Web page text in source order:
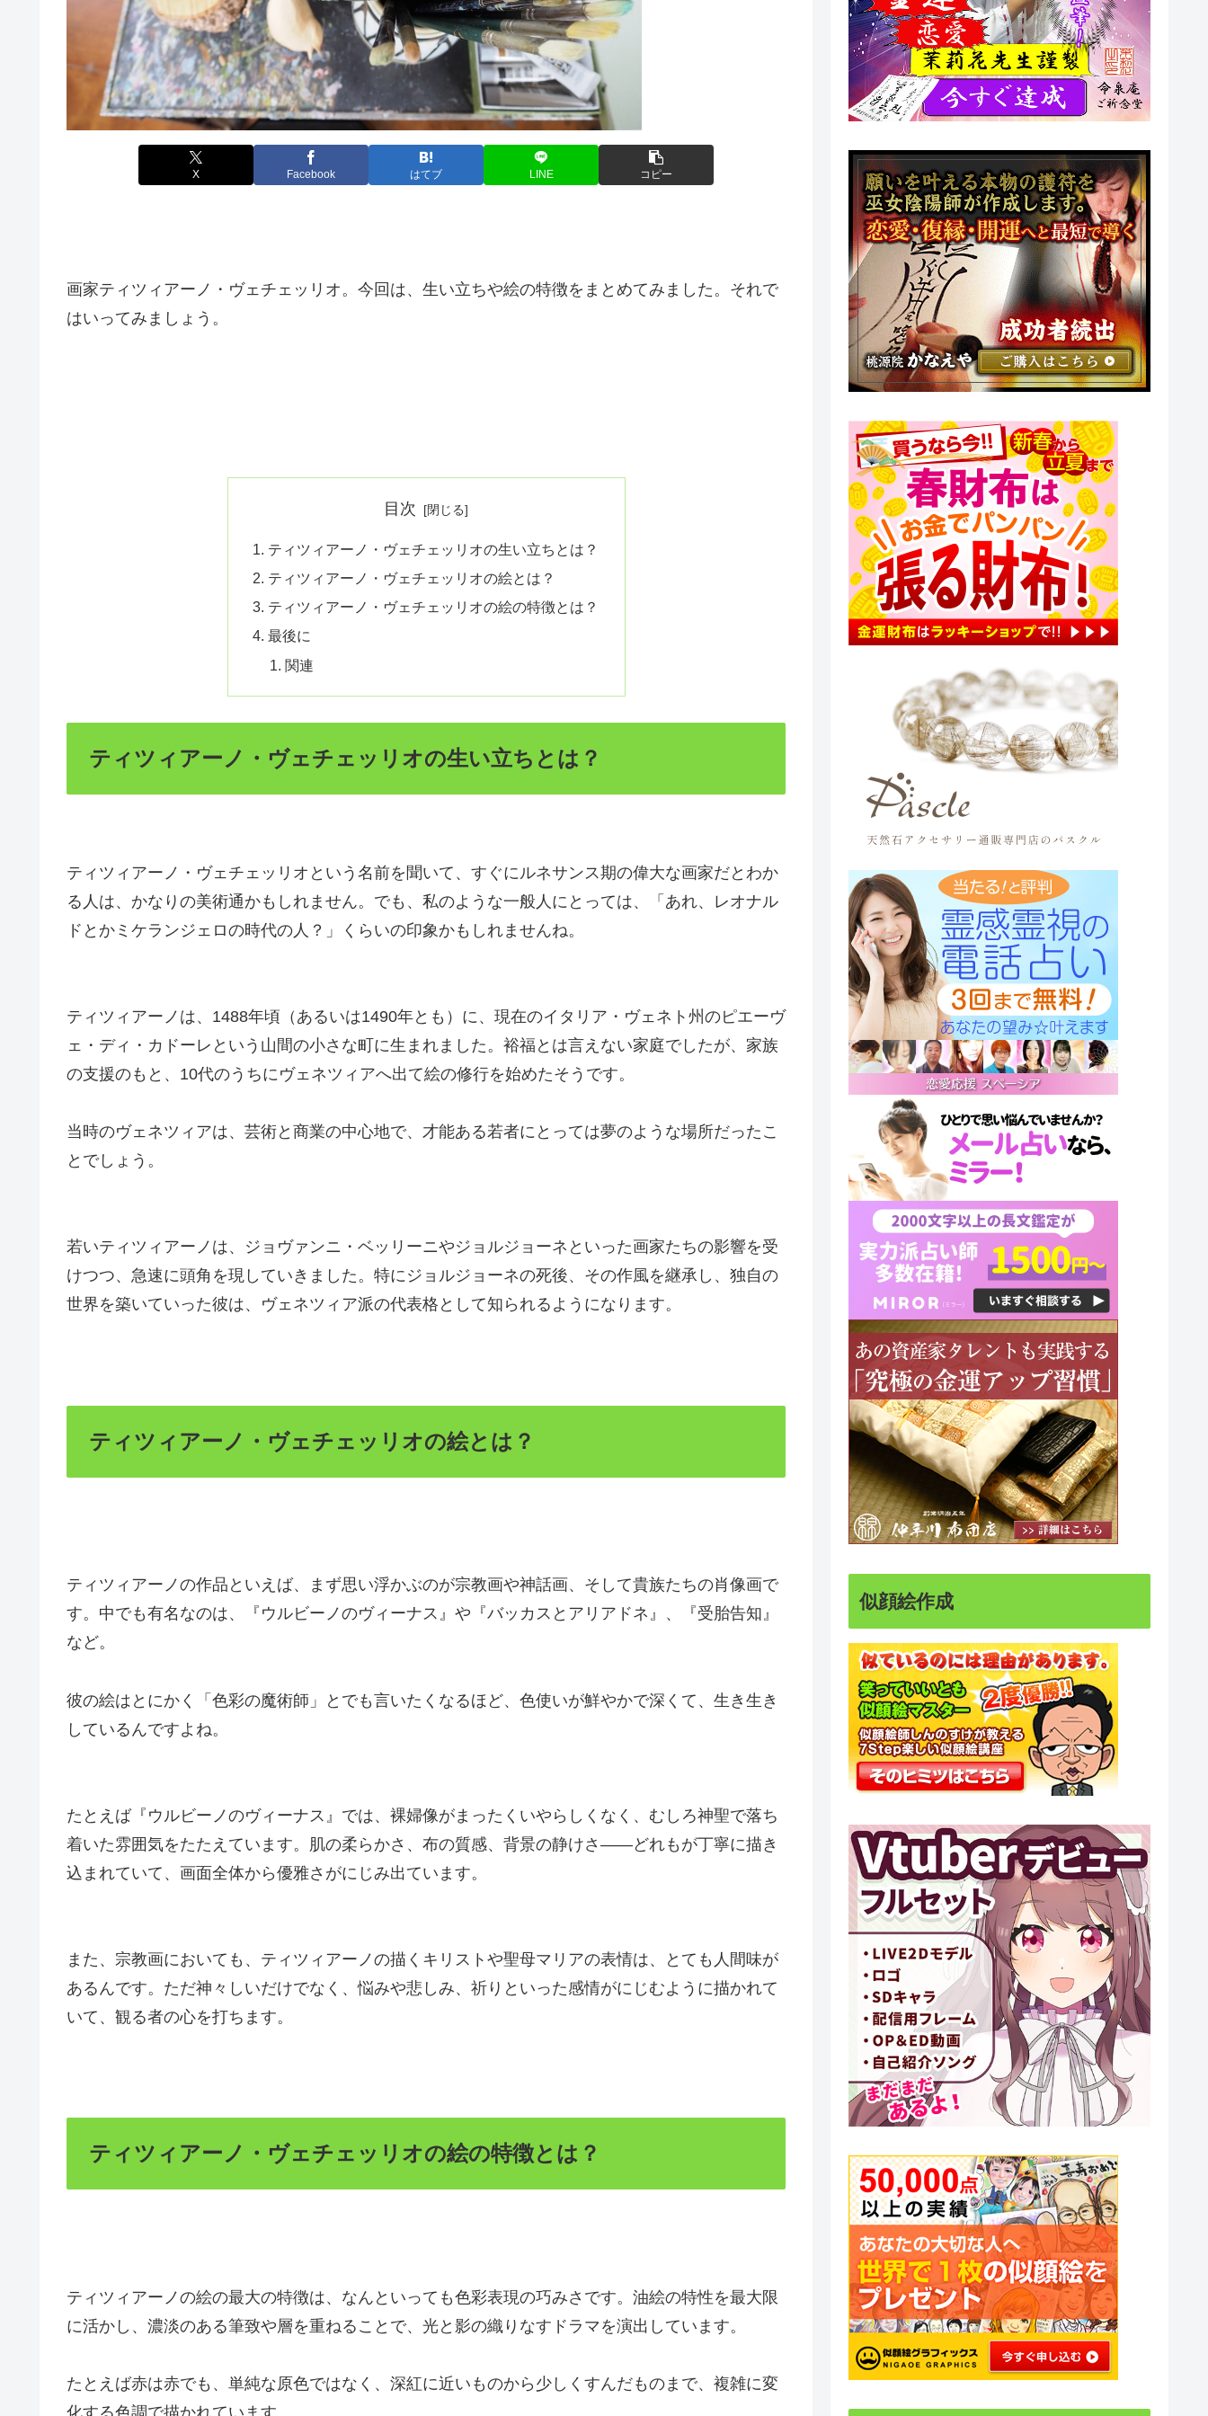
X Facebook はてブ LINE コピー
画家ティツィアーノ・ヴェチェッリオ。今回は、生い立ちや絵の特徴をまとめてみました。それで
はいってみましょう。
目次
ティツィアーノ・ヴェチェッリオの生い立ちとは？
ティツィアーノ・ヴェチェッリオの絵とは？
ティツィアーノ・ヴェチェッリオの絵の特徴とは？
最後に
関連
ティツィアーノ・ヴェチェッリオの生い立ちとは？
ティツィアーノ・ヴェチェッリオという名前を聞いて、すぐにルネサンス期の偉大な画家だとわか
る人は、かなりの美術通かもしれません。でも、私のような一般人にとっては、「あれ、レオナル
ドとかミケランジェロの時代の人？」くらいの印象かもしれませんね。
ティツィアーノは、1488年頃（あるいは1490年とも）に、現在のイタリア・ヴェネト州のピエーヴ
ェ・ディ・カドーレという山間の小さな町に生まれました。裕福とは言えない家庭でしたが、家族
の支援のもと、10代のうちにヴェネツィアへ出て絵の修行を始めたそうです。
当時のヴェネツィアは、芸術と商業の中心地で、才能ある若者にとっては夢のような場所だったこ
とでしょう。
若いティツィアーノは、ジョヴァンニ・ベッリーニやジョルジョーネといった画家たちの影響を受
けつつ、急速に頭角を現していきました。特にジョルジョーネの死後、その作風を継承し、独自の
世界を築いていった彼は、ヴェネツィア派の代表格として知られるようになります。
ティツィアーノ・ヴェチェッリオの絵とは？
ティツィアーノの作品といえば、まず思い浮かぶのが宗教画や神話画、そして貴族たちの肖像画で
す。中でも有名なのは、『ウルビーノのヴィーナス』や『バッカスとアリアドネ』、『受胎告知』
など。
彼の絵はとにかく「色彩の魔術師」とでも言いたくなるほど、色使いが鮮やかで深くて、生き生き
しているんですよね。
たとえば『ウルビーノのヴィーナス』では、裸婦像がまったくいやらしくなく、むしろ神聖で落ち
着いた雰囲気をたたえています。肌の柔らかさ、布の質感、背景の静けさ――どれもが丁寧に描き
込まれていて、画面全体から優雅さがにじみ出ています。
また、宗教画においても、ティツィアーノの描くキリストや聖母マリアの表情は、とても人間味が
あるんです。ただ神々しいだけでなく、悩みや悲しみ、祈りといった感情がにじむように描かれて
いて、観る者の心を打ちます。
ティツィアーノ・ヴェチェッリオの絵の特徴とは？
ティツィアーノの絵の最大の特徴は、なんといっても色彩表現の巧みさです。油絵の特性を最大限
に活かし、濃淡のある筆致や層を重ねることで、光と影の織りなすドラマを演出しています。
たとえば赤は赤でも、単純な原色ではなく、深紅に近いものから少しくすんだものまで、複雑に変
似顔絵作成